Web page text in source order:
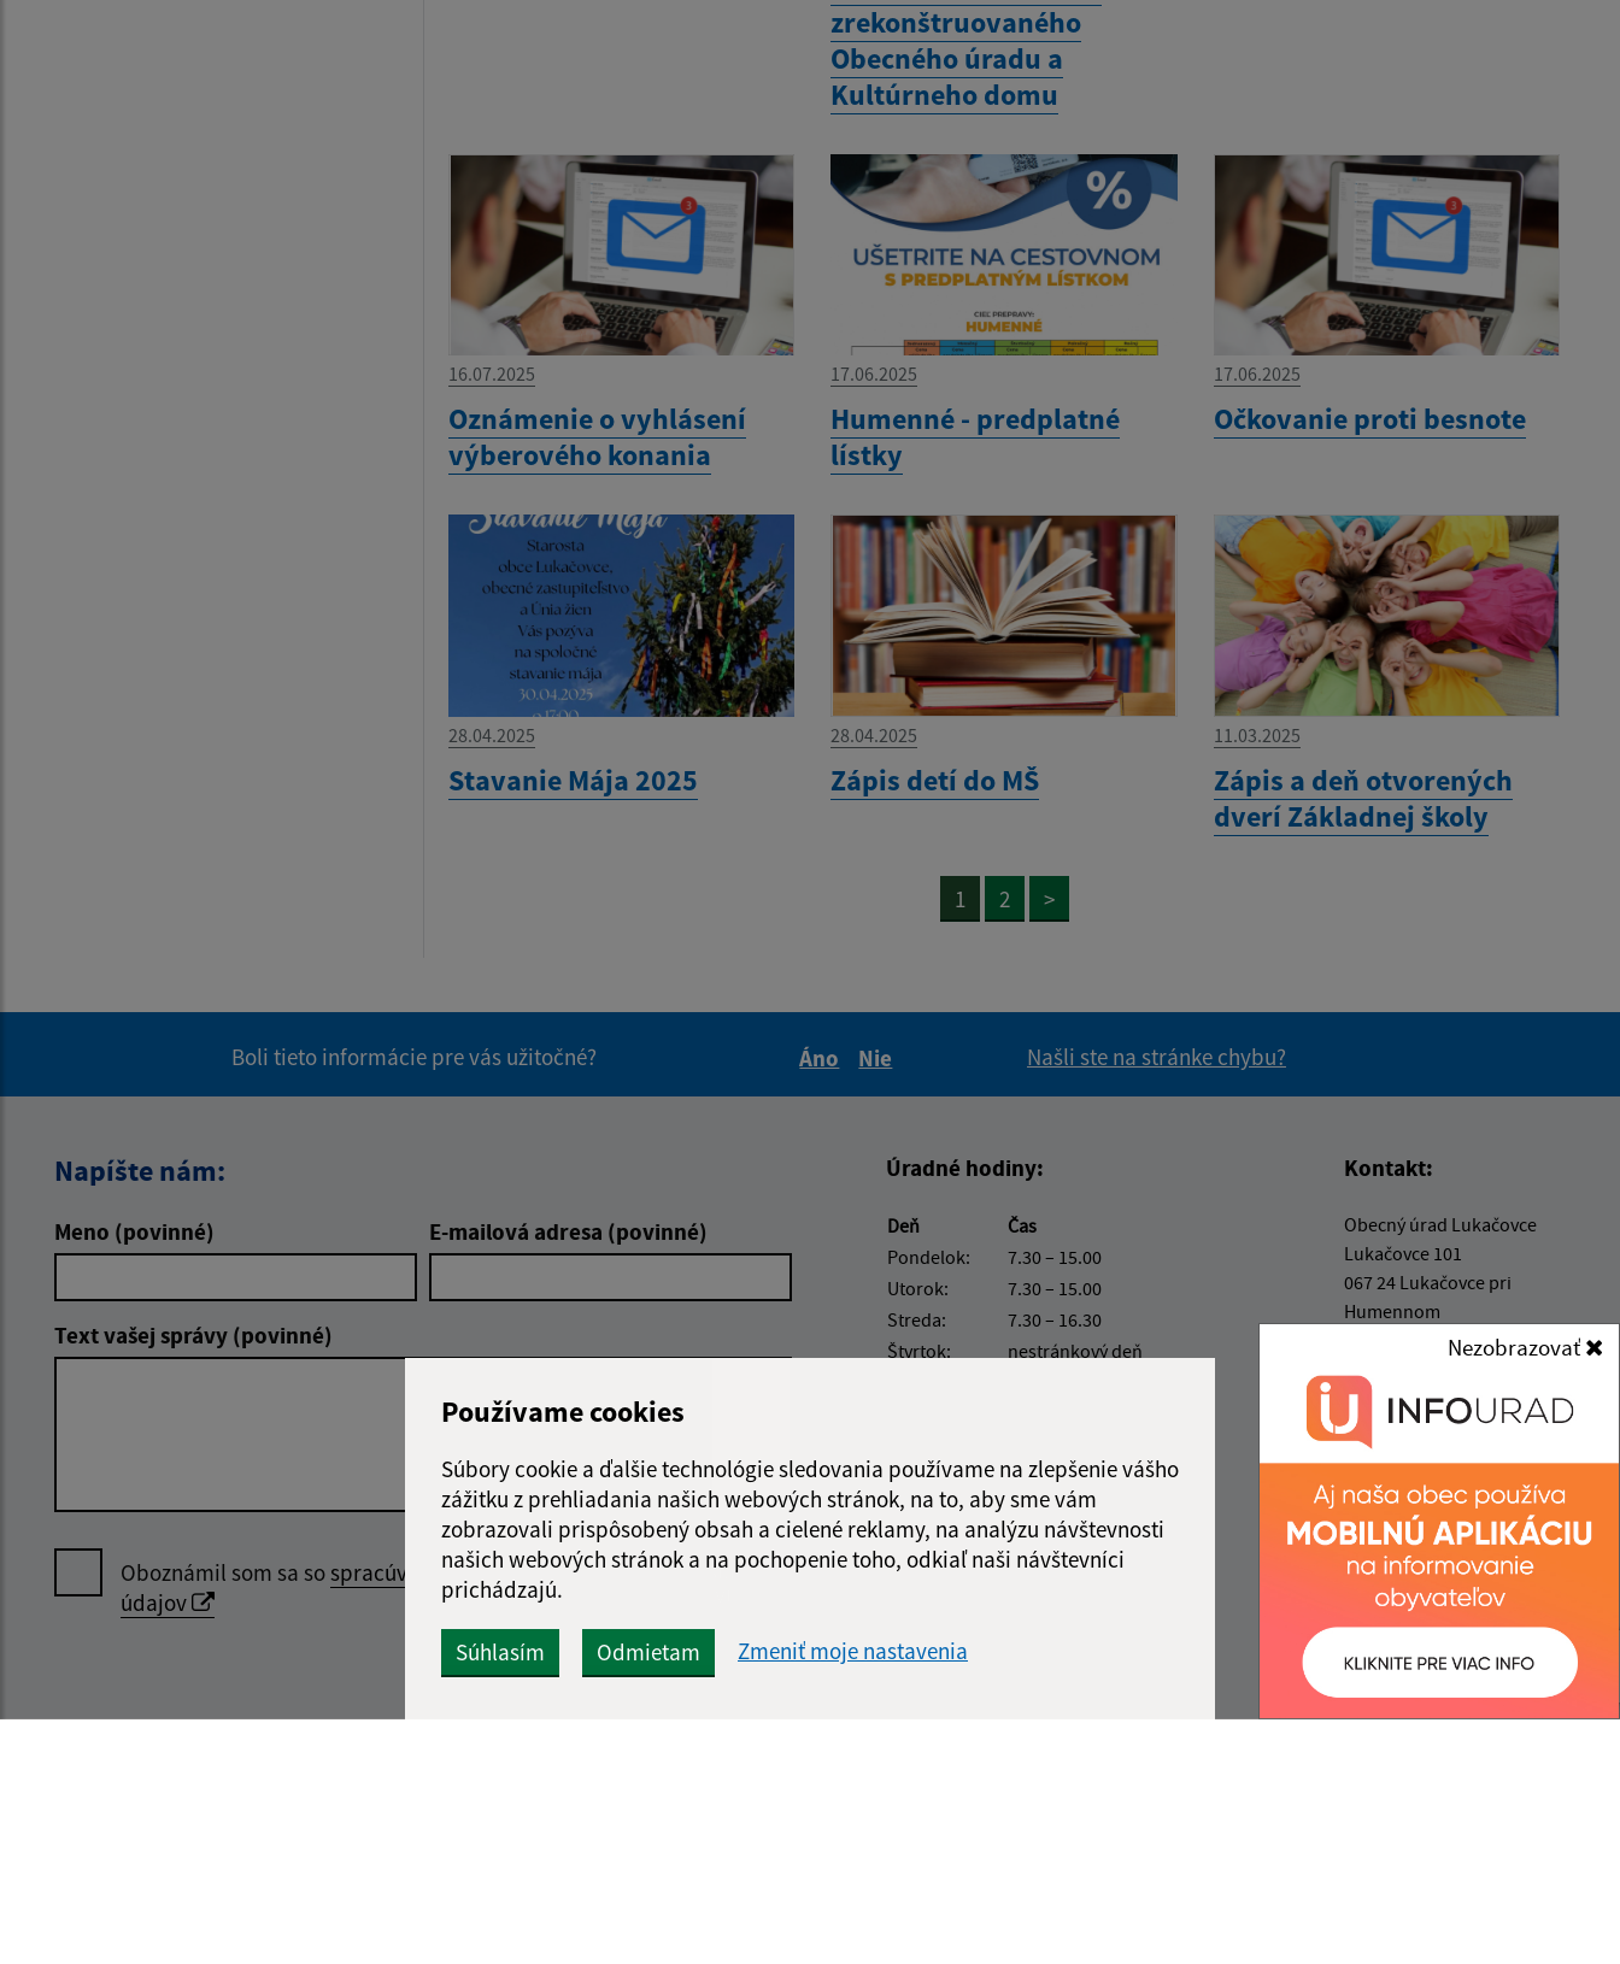
Používame cookies
Súbory cookie a ďalšie technológie sledovania používame na zlepšenie vášho
zážitku z prehliadania našich webových stránok, na to, aby sme vám
zobrazovali prispôsobený obsah a cielené reklamy, na analýzu návštevnosti
našich webových stránok a na pochopenie toho, odkiaľ naši návštevníci
prichádzajú.
Súhlasím Odmietam Zmeniť moje nastavenia
Nezobrazovať
zrekonštruovaného
Obecného úradu a
Kultúrneho domu
16.07.2025
Oznámenie o vyhlásení
výberového konania
17.06.2025
Humenné - predplatné
lístky
17.06.2025
Očkovanie proti besnote
28.04.2025
Stavanie Mája 2025
28.04.2025
Zápis detí do MŠ
11.03.2025
Zápis a deň otvorených
dverí Základnej školy
1 2 >
Boli tieto informácie pre vás užitočné?
Áno
Nie
Našli ste na stránke chybu?
Napíšte nám:
Meno (povinné) E-mailová adresa (povinné)
Text vašej správy (povinné)
Oboznámil som sa sospracúvaním osobných
údajov
Google reCaptcha Response
Odoslať
Úradné hodiny:
Deň
Čas
Pondelok:
7.30 – 15.00
Utorok:
7.30 – 15.00
Streda:
7.30 – 16.30
Štvrtok:
nestránkový deň
Kontakt:
Obecný úrad Lukačovce
Lukačovce 101
067 24 Lukačovce pri
Humennom
info@obeclukacovce.eu
+421 57 488 54 41
IČO: 00323217